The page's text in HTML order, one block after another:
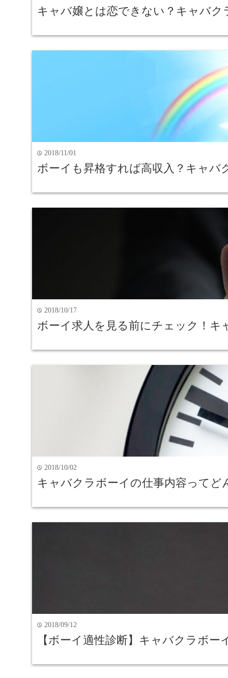
キャバ嬢とは恋できない？キャバ
time2018/11/01
ボーイも昇格すれば高収入？キャ
time2018/10/17
ボーイ求人を見る前にチェック！
time2018/10/02
キャバクラボーイの仕事内容ってど
time2018/09/12
【ボーイ適性診断】キャバクラボ